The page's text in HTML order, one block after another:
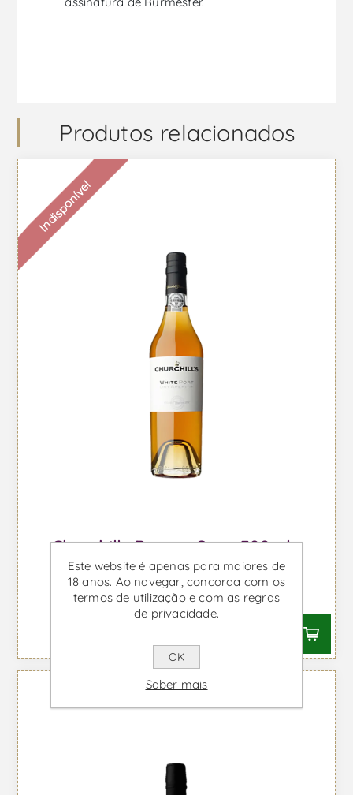
Produtos relacionados
Indisponível
Churchills Branco Seco 500ml -
Vinho do Porto
Desde €19,64 IVA incl.
Este website é apenas para maiores de
18 anos. Ao navegar, concorda com os
termos de utilização e com as regras
de privacidade.
OK
Saber mais